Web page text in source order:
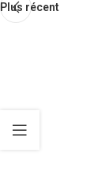
Plus récent